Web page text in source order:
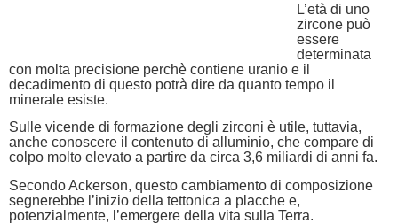
L’età di uno
zircone può
essere
determinata
con molta precisione perchè contiene uranio e il
decadimento di questo potrà dire da quanto tempo il
minerale esiste.
Sulle vicende di formazione degli zirconi è utile, tuttavia,
anche conoscere il contenuto di alluminio, che compare di
colpo molto elevato a partire da circa 3,6 miliardi di anni fa.
Secondo Ackerson, questo cambiamento di composizione
segnerebbe l’inizio della tettonica a placche e,
potenzialmente, l’emergere della vita sulla Terra.